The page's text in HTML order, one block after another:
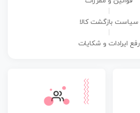
سیاست بازگشت کالا
رفع ایرادات و شکایات